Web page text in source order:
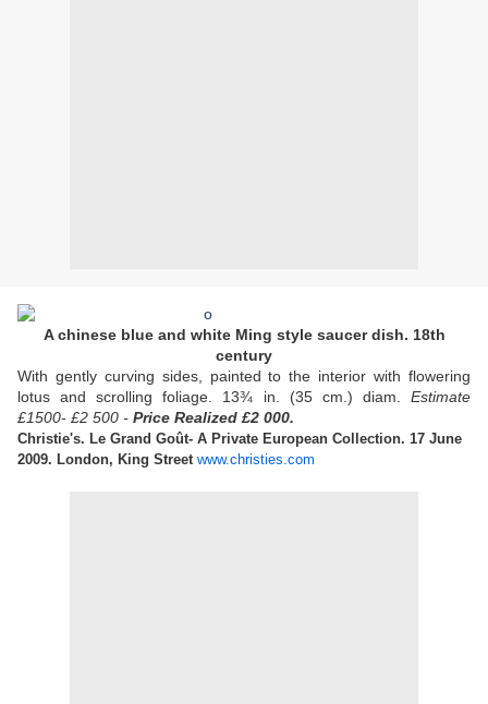
A chinese blue and white Ming style saucer dish. 18th
century
With gently curving sides, painted to the interior with flowering
lotus and scrolling foliage. 13¾ in. (35 cm.) diam. Estimate
£1500- £2 500 - Price Realized £2 000.
Christie's. Le Grand Goût- A Private European Collection. 17 June
2009. London, King Street www.christies.com